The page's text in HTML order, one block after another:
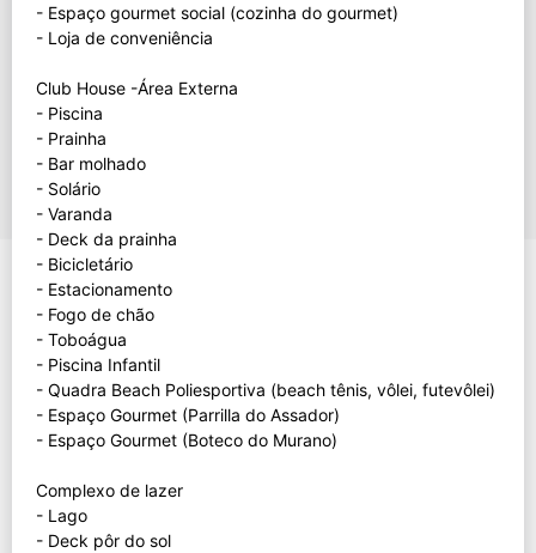
- Espaço gourmet social (cozinha do gourmet)
- Loja de conveniência
Club House -Área Externa
- Piscina
- Prainha
- Bar molhado
- Solário
- Varanda
- Deck da prainha
- Bicicletário
- Estacionamento
- Fogo de chão
- Toboágua
- Piscina Infantil
- Quadra Beach Poliesportiva (beach tênis, vôlei, futevôlei)
- Espaço Gourmet (Parrilla do Assador)
- Espaço Gourmet (Boteco do Murano)
Complexo de lazer
- Lago
- Deck pôr do sol